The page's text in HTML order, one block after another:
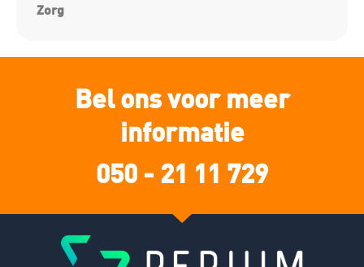
Zorg
Bel ons voor meer
informatie
050 - 21 11 729